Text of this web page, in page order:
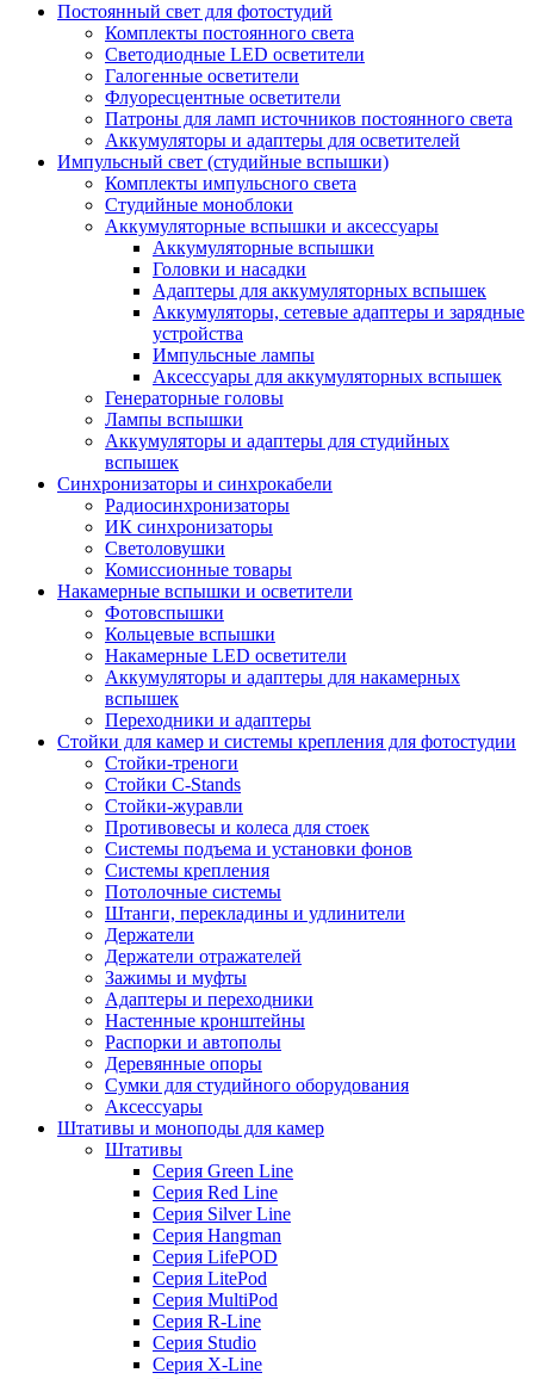
Постоянный свет для фотостудий
Комплекты постоянного света
Светодиодные LED осветители
Галогенные осветители
Флуоресцентные осветители
Патроны для ламп источников постоянного света
Аккумуляторы и адаптеры для осветителей
Импульсный свет (студийные вспышки)
Комплекты импульсного света
Студийные моноблоки
Аккумуляторные вспышки и аксессуары
Аккумуляторные вспышки
Головки и насадки
Адаптеры для аккумуляторных вспышек
Аккумуляторы, сетевые адаптеры и зарядные
устройства
Импульсные лампы
Аксессуары для аккумуляторных вспышек
Генераторные головы
Лампы вспышки
Аккумуляторы и адаптеры для студийных
вспышек
Синхронизаторы и синхрокабели
Радиосинхронизаторы
ИК синхронизаторы
Светоловушки
Комиссионные товары
Накамерные вспышки и осветители
Фотовспышки
Кольцевые вспышки
Накамерные LED осветители
Аккумуляторы и адаптеры для накамерных
вспышек
Переходники и адаптеры
Стойки для камер и системы крепления для фотостудии
Стойки-треноги
Стойки C-Stands
Стойки-журавли
Противовесы и колеса для стоек
Системы подъема и установки фонов
Системы крепления
Потолочные системы
Штанги, перекладины и удлинители
Держатели
Держатели отражателей
Зажимы и муфты
Адаптеры и переходники
Настенные кронштейны
Распорки и автополы
Деревянные опоры
Сумки для студийного оборудования
Аксессуары
Штативы и моноподы для камер
Штативы
Серия Green Line
Серия Red Line
Серия Silver Line
Серия Hangman
Серия LifePOD
Серия LitePod
Серия MultiPod
Серия R-Line
Серия Studio
Серия X-Line